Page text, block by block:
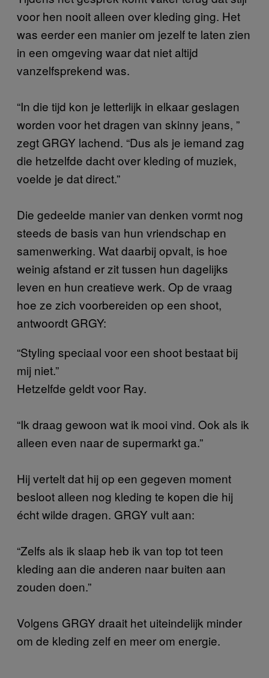
voor hen nooit alleen over kleding ging. Het
was eerder een manier om jezelf te laten zien
in een omgeving waar dat niet altijd
vanzelfsprekend was.
“In die tijd kon je letterlijk in elkaar geslagen
worden voor het dragen van skinny jeans, ”
zegt GRGY lachend. “Dus als je iemand zag
die hetzelfde dacht over kleding of muziek,
voelde je dat direct.”
Die gedeelde manier van denken vormt nog
steeds de basis van hun vriendschap en
samenwerking. Wat daarbij opvalt, is hoe
weinig afstand er zit tussen hun dagelijks
leven en hun creatieve werk. Op de vraag
hoe ze zich voorbereiden op een shoot,
antwoordt GRGY:
“Styling speciaal voor een shoot bestaat bij
mij niet.”
Hetzelfde geldt voor Ray.
“Ik draag gewoon wat ik mooi vind. Ook als ik
alleen even naar de supermarkt ga.”
Hij vertelt dat hij op een gegeven moment
besloot alleen nog kleding te kopen die hij
écht wilde dragen. GRGY vult aan:
“Zelfs als ik slaap heb ik van top tot teen
kleding aan die anderen naar buiten aan
zouden doen.”
Volgens GRGY draait het uiteindelijk minder
om de kleding zelf en meer om energie.